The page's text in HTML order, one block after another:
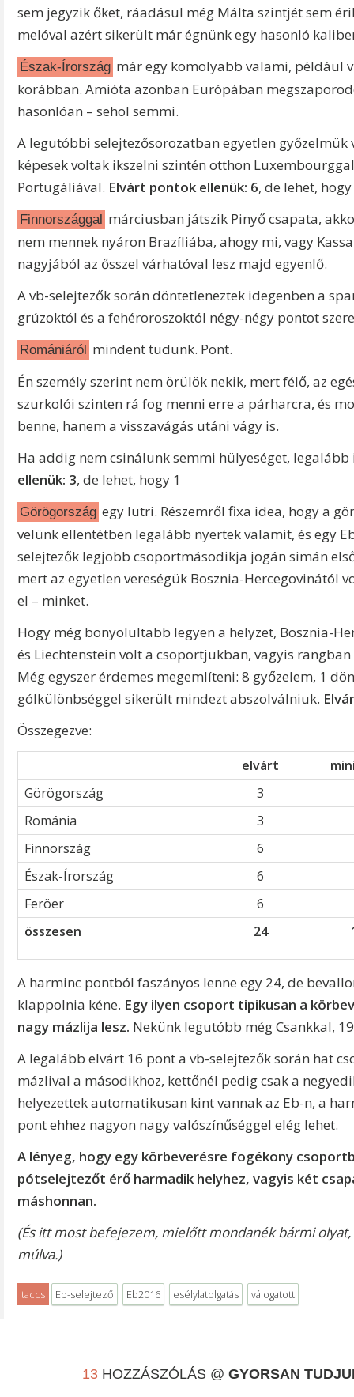
sem jegyzik őket, ráadásul még Málta szintjét sem
melóval azért sikerült már égnünk egy hasonló
Észak-Írország már egy komolyabb valami, például
korábban. Amióta azonban Európában
hasonlóan – sehol semmi.
A legutóbbi selejtezősorozatban egyetlen győzelmük
képesek voltak ikszelni szintén otthon
Portugáliával. Elvárt pontok ellenük: 6, de lehet,
Finnországgal márciusban játszik Pinyő csapata,
nem mennek nyáron Brazíliába, ahogy mi, vagy
nagyjából az ősszel várhatóval lesz majd egyenlő.
A vb-selejtezők során döntetleneztek idegenben a
grúzoktól és a fehéroroszoktól négy-négy pontot
Romániáról
mindent tudunk. Pont.
Én személy szerint nem örülök nekik, mert félő, az
szurkolói szinten rá fog menni erre a párharcra, és
benne, hanem a visszavágás utáni vágy is.
Ha addig nem csinálunk semmi hülyeséget,
ellenük: 3, de lehet, hogy 1
Görögország egy lutri. Részemről fixa idea, hogy a
velünk ellentétben legalább nyertek valamit, és egy
selejtezők legjobb csoportmásodikja jogán simán
mert az egyetlen vereségük Bosznia-Hercegovinától
el – minket.
Hogy még bonyolultabb legyen a helyzet, Bosznia-
és Liechtenstein volt a csoportjukban, vagyis
Még egyszer érdemes megemlíteni: 8 győzelem, 1
gólkülönbséggel sikerült mindezt abszolválniuk.
Összegezve:
elvárt
Görögország
3
Románia
3
Finnország
6
Észak-Írország
6
Feröer
6
összesen
24
A harminc pontból faszányos lenne egy 24, de
klappolnia kéne. Egy ilyen csoport tipikusan a
nagy mázlija lesz. Nekünk legutóbb még Csankkal,
A legalább elvárt 16 pont a vb-selejtezők során hat
mázlival a másodikhoz, kettőnél pedig csak a
helyezettek automatikusan kint vannak az Eb-n, a
pont ehhez nagyon nagy valószínűséggel elég lehet.
A lényeg, hogy egy körbeverésre fogékony
pótselejtezőt érő harmadik helyhez, vagyis két
máshonnan.
(És itt most befejezem, mielőtt mondanék bármi
múlva.)
taccs Eb-selejtező Eb2016 esélylatolgatás válogatott
13 HOZZÁSZÓLÁS @GYORSAN